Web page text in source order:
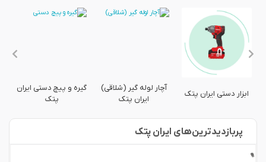
ابزار دستی ایران پتک
آچار لوله گیر (شلاقی)
ایران پتک
گیره و پیچ دستی ایران
پتک
پربازدید‌ترین‌های ایران پتک